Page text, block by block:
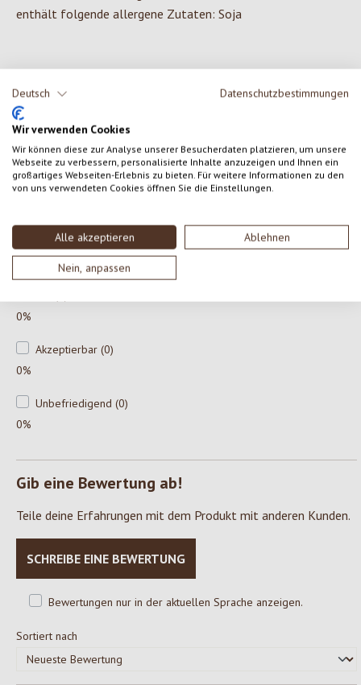
Deutsch Datenschutzbestimmungen
Wir verwenden Cookies
Wir können diese zur Analyse unserer Besucherdaten platzieren, um unsere
Webseite zu verbessern, personalisierte Inhalte anzuzeigen und Ihnen ein
großartiges Webseiten-Erlebnis zu bieten. Für weitere Informationen zu den
von uns verwendeten Cookies öffnen Sie die Einstellungen.
Alle akzeptieren Ablehnen
Nein, anpassen
enthält folgende allergene Zutaten: Soja
1 von 1 Bewertungen
Durchschnittliche Bewertung von 5 von 5 Sternen
5 von 5 Sternen
Perfekt (1)
Sehr gut (0)
0%
Akzeptierbar (0)
0%
Unbefriedigend (0)
0%
Gib eine Bewertung ab!
Teile deine Erfahrungen mit dem Produkt mit anderen Kunden.
SCHREIBE EINE BEWERTUNG
Bewertungen nur in der aktuellen Sprache anzeigen.
Sortiert nach